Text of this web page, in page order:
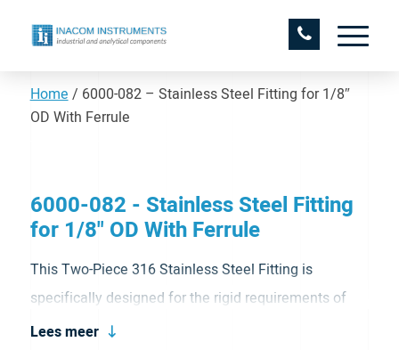
Home / 6000-082 – Stainless Steel Fitting for 1/8″
OD With Ferrule
6000-082 - Stainless Steel Fitting
for 1/8" OD With Ferrule
This Two-Piece 316 Stainless Steel Fitting is
specifically designed for the rigid requirements of
our high pressure rated valves. This strong and
Lees meer